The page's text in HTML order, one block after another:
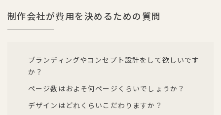
制作会社が費用を決めるための質問
ブランディングやコンセプト設計をして欲しいです
か？
ページ数はおよそ何ページくらいでしょうか？
デザインはどれくらいこだわりますか？